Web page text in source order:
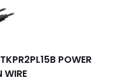
POWER
WIRE